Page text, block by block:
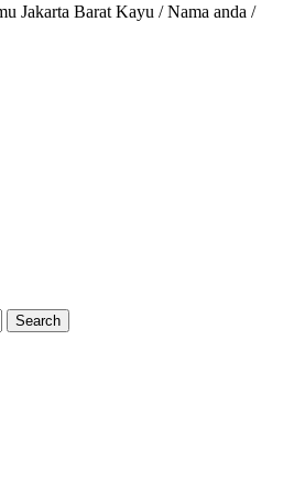
Jakarta Barat Kayu / Nama anda /